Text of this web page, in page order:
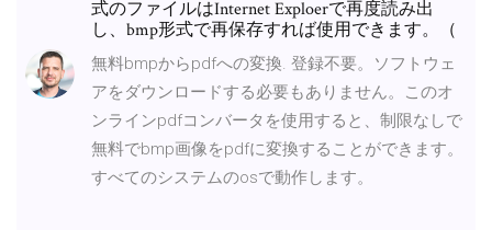
式のファイルはInternet Exploerで再度読み出
し、bmp形式で再保存すれば使用できます。（
無料bmpからpdfへの変換. 登録不要。ソフトウェ
アをダウンロードする必要もありません。このオ
ンラインpdfコンバータを使用すると、制限なしで
無料でbmp画像をpdfに変換することができます。
すべてのシステムのosで動作します。